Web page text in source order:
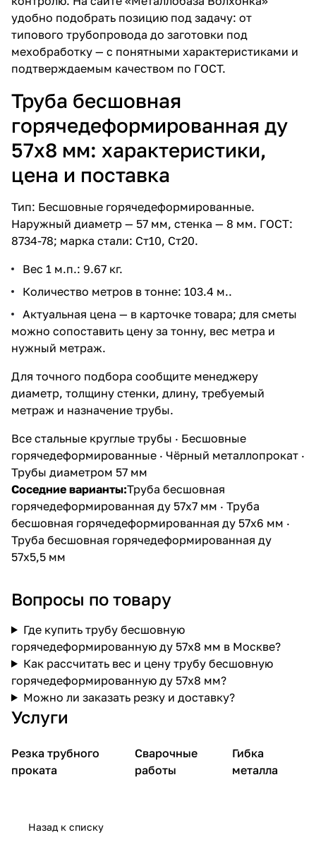
удобно подобрать позицию под задачу: от
типового трубопровода до заготовки под
мехобработку — с понятными характеристиками и
подтверждаемым качеством по ГОСТ.
Труба бесшовная
горячедеформированная ду
57х8 мм: характеристики,
цена и поставка
Тип: Бесшовные горячедеформированные.
Наружный диаметр — 57 мм, стенка — 8 мм. ГОСТ:
8734-78; марка стали: Ст10, Ст20.
Вес 1 м.п.: 9.67 кг.
Количество метров в тонне: 103.4 м..
Актуальная цена — в карточке товара; для сметы
можно сопоставить цену за тонну, вес метра и
нужный метраж.
Для точного подбора сообщите менеджеру
диаметр, толщину стенки, длину, требуемый
метраж и назначение трубы.
Все стальные круглые трубы · Бесшовные
горячедеформированные · Чёрный металлопрокат ·
Трубы диаметром 57 мм
Соседние варианты:Труба бесшовная
горячедеформированная ду 57х7 мм · Труба
бесшовная горячедеформированная ду 57х6 мм ·
Труба бесшовная горячедеформированная ду
57х5,5 мм
Вопросы по товару
Где купить трубу бесшовную
горячедеформированную ду 57х8 мм в Москве?
Как рассчитать вес и цену трубу бесшовную
горячедеформированную ду 57х8 мм?
Можно ли заказать резку и доставку?
Услуги
Резка трубного
проката
Сварочные
работы
Гибка
металла
Назад к списку